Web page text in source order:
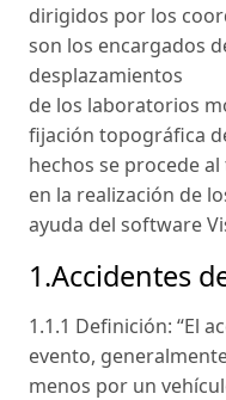
dirigidos por los
son los encargados
desplazamientos
de los laboratorios
fijación topográfica
hechos se procede
en la realización de
ayuda del software
1.Accidentes
1.1.1 Definición: “El
evento,
menos por un